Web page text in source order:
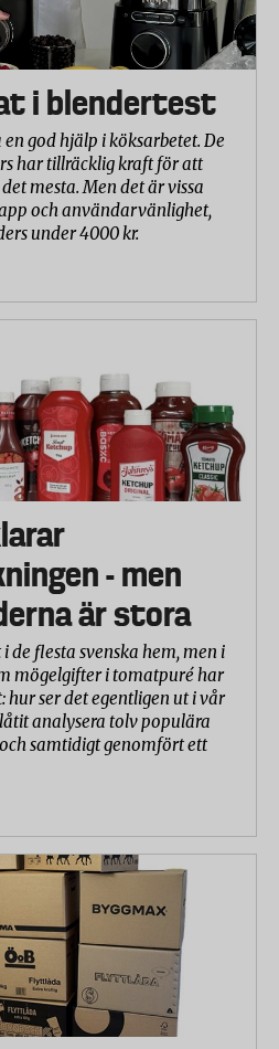
i blendertest
god hjälp i köksarbetet. De
har tillräcklig kraft för att
mesta. Men det är vissa
och användarvänlighet,
under 4000 kr.
- men
är stora
de flesta svenska hem, men i
mögelgifter i tomatpuré har
ser det egentligen ut i vår
analysera tolv populära
samtidigt genomfört ett